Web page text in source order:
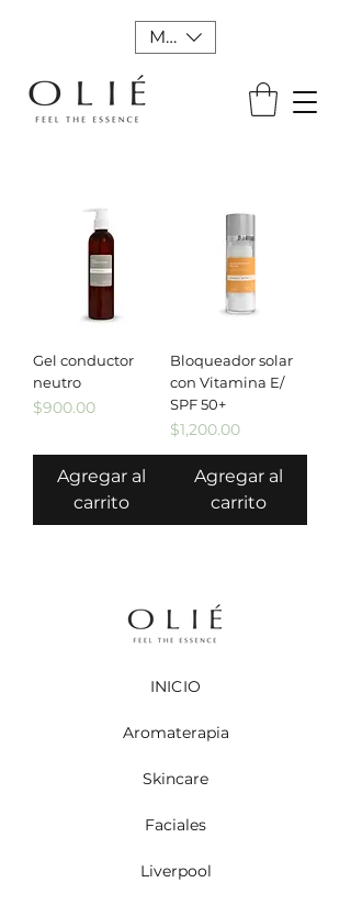
MXN ($)
Gel conductor
neutro
Precio
$900.00
Agregar al
carrito
Bloqueador solar
con Vitamina E/
SPF 50+
Precio
$1,200.00
Agregar al
carrito
INICIO
Aromaterapia
Skincare
Faciales
Liverpool